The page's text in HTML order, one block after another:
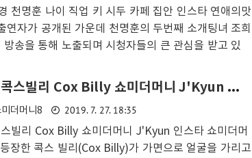
송혜인은 인스타그램 여권 사진을 통해 본명을 밝
혔으며 우리나라에 솜씨는 존재하지 않는다고 알
려졌다. 솜해인 키는 160cm로 늘씬한 몸매를 바
온라인 공간에서도 팬들의 사랑을 받고 있다. 솜해
인스타 솜씨 과거 2017년 아이돌학교 학생으로
데뷔한 솜해인은 1회 방송을 통해..
천명훈 나이 직업 키 시두 카페 집안 인스타 연애의맛
연자가 공개된 가운데 천명훈의 두번째 소개팅녀 조희
방송을 통해 노출되며 시청자들의 큰 관심을 받고 있
에서는 아직 밝혀지지 않았지만 인스타그램을 통해
다. 천명훈 소개팅녀 조희경은 첫 데이트에서 여의도
가졌으며 신분증을 놓고온 천명훈 때문에 신분 확인
며 우여곡절을 겪었다. 연애의맛2 조희경 직업은 소
표이자 사장으로 일하고 있으며 시두(SIDU) 이름의
제이켠 나이 콕스빌리 Cox Billy 쇼미더머니 J'Kyun 힙합 래퍼 인스타
더머니8 2019. 7. 27. 18:35
빌리 Cox Billy 쇼미더머니 J'Kyun 인스타 쇼미더머
장한 콕스 빌리(Cox Billy)가 가면으로 얼굴을 가리고